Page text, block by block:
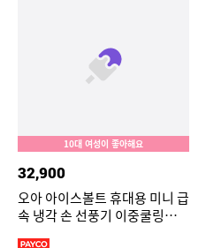
10대 여성이 좋아해요
32,900
오아 아이스볼트 휴대용 미니 급
속 냉각 손 선풍기 이중쿨링